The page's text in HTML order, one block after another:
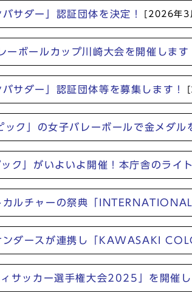
サダー」認証団体を決定！ [2026年3
ボールカップ川崎大会を開催します
サダー」認証団体等を募集します！
ク」の女子バレーボールで金メダ
ク」がいよいよ開催！本庁舎のライ
カルチャーの祭典「
ンダースが連携し「KAWASAKI
サッカー選手権大会2025」を開催し